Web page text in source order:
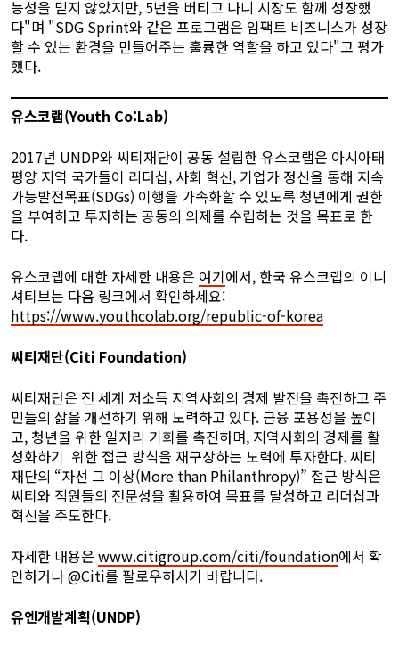
능성을 믿지 않았지만, 5년을 버티고 나니 시장도 함께 성장했
다"며 "SDG Sprint와 같은 프로그램은 임팩트 비즈니스가 성장
할 수 있는 환경을 만들어주는 훌륭한 역할을 하고 있다"고 평가
했다.
유스코랩(Youth Co:Lab)
2017년 UNDP와 씨티재단이 공동 설립한 유스코랩은 아시아태
평양 지역 국가들이 리더십, 사회 혁신, 기업가 정신을 통해 지속
가능발전목표(SDGs) 이행을 가속화할 수 있도록 청년에게 권한
을 부여하고 투자하는 공동의 의제를 수립하는 것을 목표로 한
다.
유스코랩에 대한 자세한 내용은 여기에서, 한국 유스코랩의 이니
셔티브는 다음 링크에서 확인하세요:
https://www.youthcolab.org/republic-of-korea
씨티재단(Citi Foundation)
씨티재단은 전 세계 저소득 지역사회의 경제 발전을 촉진하고 주
민들의 삶을 개선하기 위해 노력하고 있다. 금융 포용성을 높이
고, 청년을 위한 일자리 기회를 촉진하며, 지역사회의 경제를 활
성화하기 위한 접근 방식을 재구상하는 노력에 투자한다. 씨티
재단의 “자선 그 이상(More than Philanthropy)” 접근 방식은
씨티와 직원들의 전문성을 활용하여 목표를 달성하고 리더십과
혁신을 주도한다.
자세한 내용은 www.citigroup.com/citi/foundation에서 확
인하거나 @Citi를 팔로우하시기 바랍니다.
유엔개발계획(UNDP)